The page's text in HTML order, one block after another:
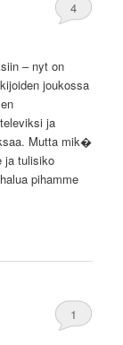
4
– nyt on
joukossa
ja
Mutta mik�
ja tulisiko
pihamme
1